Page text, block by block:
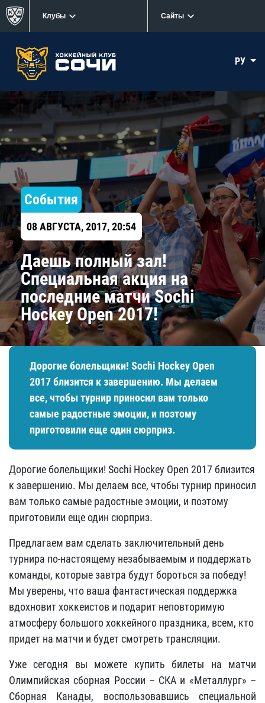
Клубы Сайты
РУ
События
08 АВГУСТА, 2017, 20:54
Даешь полный зал!
Специальная акция на
последние матчи Sochi
Hockey Open 2017!
​Дорогие болельщики! Sochi Hockey Open
2017 близится к завершению. Мы делаем
все, чтобы турнир приносил вам только
самые радостные эмоции, и поэтому
приготовили еще один сюрприз.
​Дорогие болельщики! Sochi Hockey Open 2017 близится
к завершению. Мы делаем все, чтобы турнир приносил
вам только самые радостные эмоции, и поэтому
приготовили еще один сюрприз.
Предлагаем вам сделать заключительный день
турнира по-настоящему незабываемым и поддержать
команды, которые завтра будут бороться за победу!
Мы уверены, что ваша фантастическая поддержка
вдохновит хоккеистов и подарит неповторимую
атмосферу большого хоккейного праздника, всем, кто
придет на матчи и будет смотреть трансляции.
Уже сегодня вы можете купить билеты на матчи
Олимпийская сборная России – СКА и «Металлург» –
Сборная Канады, воспользовавшись специальной